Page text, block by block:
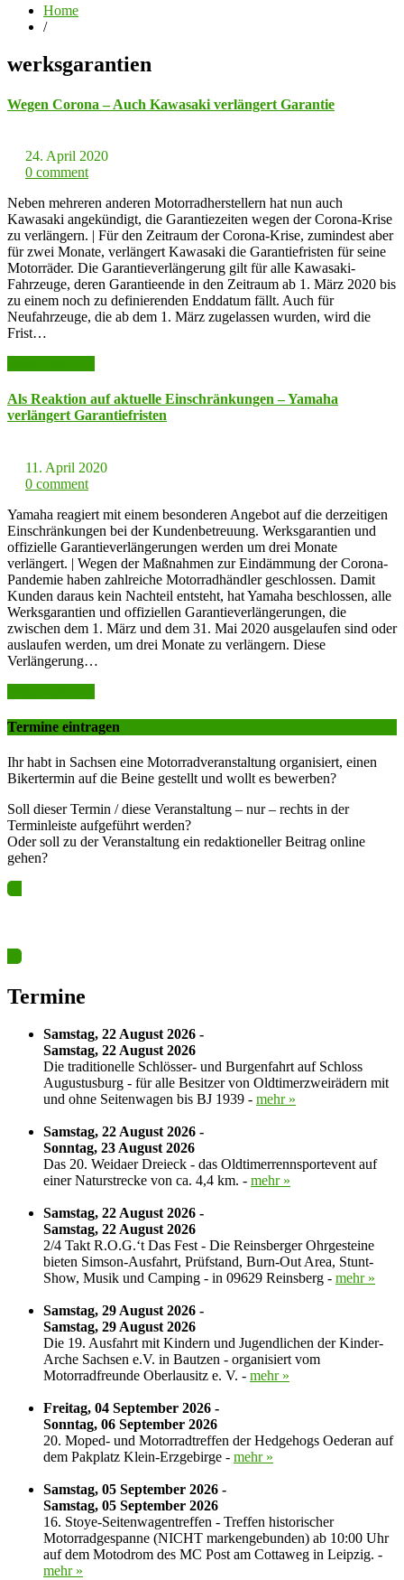
Home
/
werksgarantien
Wegen Corona – Auch Kawasaki verlängert Garantie
24. April 2020
0 comment
Neben mehreren anderen Motorradherstellern hat nun auch
Kawasaki angekündigt, die Garantiezeiten wegen der Corona-Krise
zu verlängern. | Für den Zeitraum der Corona-Krise, zumindest aber
für zwei Monate, verlängert Kawasaki die Garantiefristen für seine
Motorräder. Die Garantieverlängerung gilt für alle Kawasaki-
Fahrzeuge, deren Garantieende in den Zeitraum ab 1. März 2020 bis
zu einem noch zu definierenden Enddatum fällt. Auch für
Neufahrzeuge, die ab dem 1. März zugelassen wurden, wird die
Frist…
Als Reaktion auf aktuelle Einschränkungen – Yamaha
verlängert Garantiefristen
11. April 2020
0 comment
Yamaha reagiert mit einem besonderen Angebot auf die derzeitigen
Einschränkungen bei der Kundenbetreuung. Werksgarantien und
offizielle Garantieverlängerungen werden um drei Monate
verlängert. | Wegen der Maßnahmen zur Eindämmung der Corona-
Pandemie haben zahlreiche Motorradhändler geschlossen. Damit
Kunden daraus kein Nachteil entsteht, hat Yamaha beschlossen, alle
Werksgarantien und offiziellen Garantieverlängerungen, die
zwischen dem 1. März und dem 31. Mai 2020 ausgelaufen sind oder
auslaufen werden, um drei Monate zu verlängern. Diese
Verlängerung…
Termine eintragen
Ihr habt in Sachsen eine Motorradveranstaltung organisiert, einen
Bikertermin auf die Beine gestellt und wollt es bewerben?
Soll dieser Termin / diese Veranstaltung – nur – rechts in der
Terminleiste aufgeführt werden?
Oder soll zu der Veranstaltung ein redaktioneller Beitrag online
gehen?
Termine
Samstag, 22 August 2026 -
Samstag, 22 August 2026
Die traditionelle Schlösser- und Burgenfahrt auf Schloss
Augustusburg - für alle Besitzer von Oldtimerzweirädern mit
und ohne Seitenwagen bis BJ 1939 - mehr »
Samstag, 22 August 2026 -
Sonntag, 23 August 2026
Das 20. Weidaer Dreieck - das Oldtimerrennsportevent auf
einer Naturstrecke von ca. 4,4 km. - mehr »
Samstag, 22 August 2026 -
Samstag, 22 August 2026
2/4 Takt R.O.G.‘t Das Fest - Die Reinsberger Ohrgesteine
bieten Simson-Ausfahrt, Prüfstand, Burn-Out Area, Stunt-
Show, Musik und Camping - in 09629 Reinsberg - mehr »
Samstag, 29 August 2026 -
Samstag, 29 August 2026
Die 19. Ausfahrt mit Kindern und Jugendlichen der Kinder-
Arche Sachsen e.V. in Bautzen - organisiert vom
Motorradfreunde Oberlausitz e. V. - mehr »
Freitag, 04 September 2026 -
Sonntag, 06 September 2026
20. Moped- und Motorradtreffen der Hedgehogs Oederan auf
dem Pakplatz Klein-Erzgebirge - mehr »
Samstag, 05 September 2026 -
Samstag, 05 September 2026
16. Stoye-Seitenwagentreffen - Treffen historischer
Motorradgespanne (NICHT markengebunden) ab 10:00 Uhr
auf dem Motodrom des MC Post am Cottaweg in Leipzig. -
mehr »